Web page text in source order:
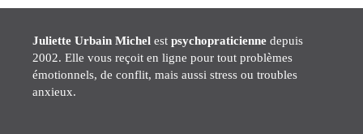
Juliette Urbain Michel est psychopraticienne depuis
2002. Elle vous reçoit en ligne pour tout problèmes
émotionnels, de conflit, mais aussi stress ou troubles
anxieux.